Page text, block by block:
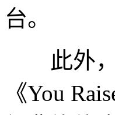
台。
此外，
《You